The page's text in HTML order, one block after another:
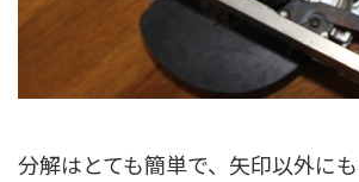
分解はとても簡単で、矢印以外に